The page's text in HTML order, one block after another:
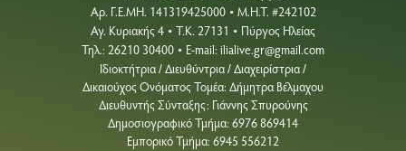
Aρ. Γ.Ε.ΜΗ. 141319425000 • Μ.Η.Τ. #242102
Αγ. Κυριακής 4 • Τ.Κ. 27131 • Πύργος Ηλείας
Τηλ.: 26210 30400 • E-mail: ilialive.gr@gmail.com
Ιδιοκτήτρια / Διευθύντρια / Διαχειρίστρια /
Δικαιούχος Ονόματος Τομέα: Δήμητρα Βέλμαχου
Διευθυντής Σύνταξης: Γιάννης Σπυρούνης
Δημοσιογραφικό Τμήμα: 6976 869414
Εμπορικό Τμήμα: 6945 556212